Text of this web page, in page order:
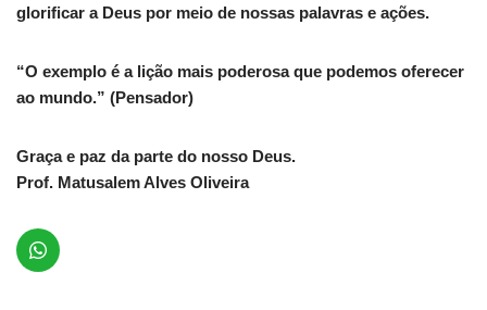
glorificar a Deus por meio de nossas palavras e ações.
“O exemplo é a lição mais poderosa que podemos oferecer
ao mundo.” (Pensador)
Graça e paz da parte do nosso Deus.
Prof. Matusalem Alves Oliveira